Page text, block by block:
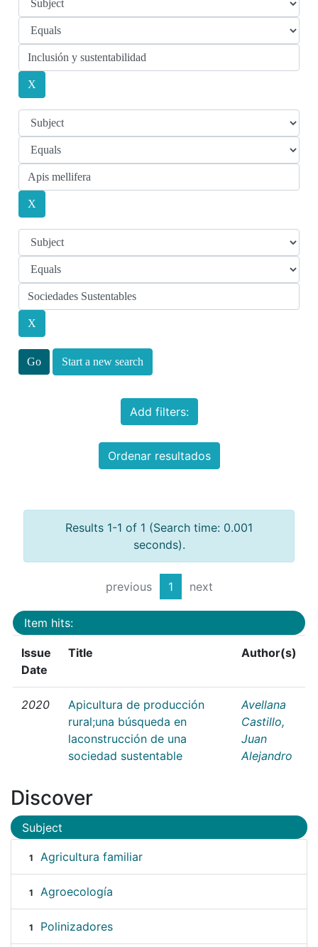
Start a new search
Add filters:
Ordenar resultados
Results 1-1 of 1 (Search time: 0.001
seconds).
previous 1 next
Item hits:
Issue
Date
Title Author(s)
2020
Apicultura de producción
rural;una búsqueda en
laconstrucción de una
sociedad sustentable
Avellana
Castillo,
Juan
Alejandro
Discover
Subject
1 Agricultura familiar
1 Agroecología
1 Polinizadores